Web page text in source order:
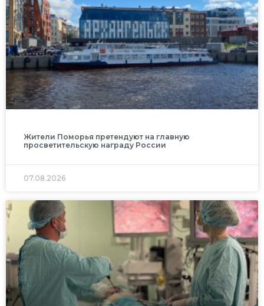
Жители Поморья претендуют на главную
просветительскую награду России
07.08.2026